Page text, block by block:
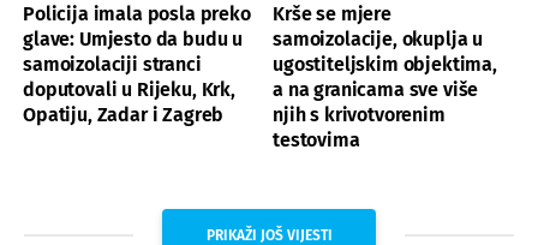
Policija imala posla preko
glave: Umjesto da budu u
samoizolaciji stranci
doputovali u Rijeku, Krk,
Opatiju, Zadar i Zagreb
Krše se mjere
samoizolacije, okuplja u
ugostiteljskim objektima,
a na granicama sve više
njih s krivotvorenim
testovima
PRIKAŽI JOŠ VIJESTI